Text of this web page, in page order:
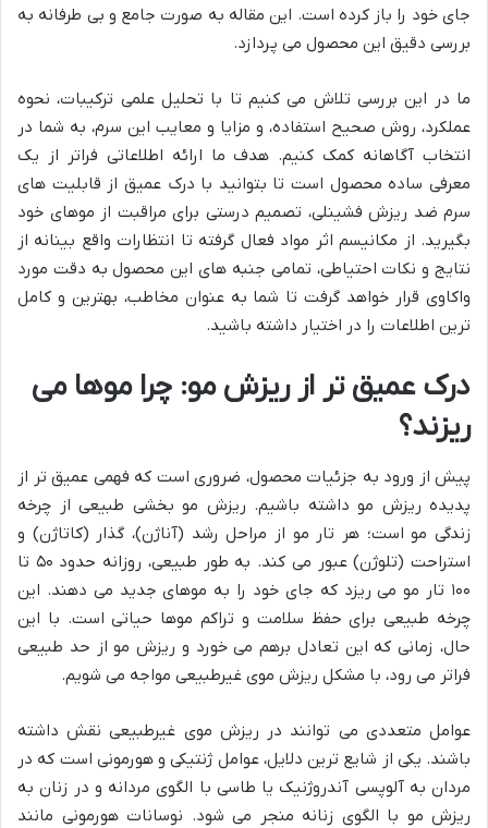
جای خود را باز کرده است. این مقاله به صورت جامع و بی طرفانه به
بررسی دقیق این محصول می پردازد.
ما در این بررسی تلاش می کنیم تا با تحلیل علمی ترکیبات، نحوه
عملکرد، روش صحیح استفاده، و مزایا و معایب این سرم، به شما در
انتخاب آگاهانه کمک کنیم. هدف ما ارائه اطلاعاتی فراتر از یک
معرفی ساده محصول است تا بتوانید با درک عمیق از قابلیت های
سرم ضد ریزش فشینلی، تصمیم درستی برای مراقبت از موهای خود
بگیرید. از مکانیسم اثر مواد فعال گرفته تا انتظارات واقع بینانه از
نتایج و نکات احتیاطی، تمامی جنبه های این محصول به دقت مورد
واکاوی قرار خواهد گرفت تا شما به عنوان مخاطب، بهترین و کامل
ترین اطلاعات را در اختیار داشته باشید.
درک عمیق تر از ریزش مو: چرا موها می
ریزند؟
پیش از ورود به جزئیات محصول، ضروری است که فهمی عمیق تر از
پدیده ریزش مو داشته باشیم. ریزش مو بخشی طبیعی از چرخه
زندگی مو است؛ هر تار مو از مراحل رشد (آناژن)، گذار (کاتاژن) و
استراحت (تلوژن) عبور می کند. به طور طبیعی، روزانه حدود ۵۰ تا
۱۰۰ تار مو می ریزد که جای خود را به موهای جدید می دهند. این
چرخه طبیعی برای حفظ سلامت و تراکم موها حیاتی است. با این
حال، زمانی که این تعادل برهم می خورد و ریزش مو از حد طبیعی
فراتر می رود، با مشکل ریزش موی غیرطبیعی مواجه می شویم.
عوامل متعددی می توانند در ریزش موی غیرطبیعی نقش داشته
باشند. یکی از شایع ترین دلایل، عوامل ژنتیکی و هورمونی است که در
مردان به آلوپسی آندروژنیک یا طاسی با الگوی مردانه و در زنان به
ریزش مو با الگوی زنانه منجر می شود. نوسانات هورمونی مانند